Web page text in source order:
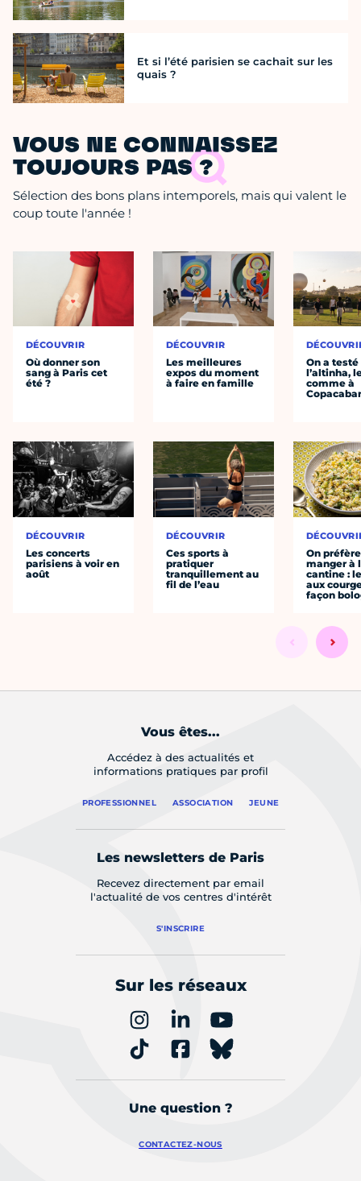
Et si l’été parisien se cachait sur les
quais ?
VOUS NE CONNAISSEZ
TOUJOURS PAS ?
Sélection des bons plans intemporels, mais qui valent le
coup toute l'année !
DÉCOUVRIR
Où donner son
sang à Paris cet
été ?
DÉCOUVRIR
Les concerts
parisiens à voir en
août
DÉCOUVRIR
Les meilleures
expos du moment
à faire en famille
DÉCOUVRIR
Ces sports à
pratiquer
tranquillement au
fil de l’eau
On a testé
l’altinha,
comme à
On préfère
manger à
cantine :
aux
façon
Vous êtes...
Accédez à des actualités et
informations pratiques par profil
PROFESSIONNEL ASSOCIATION JEUNE
Les newsletters de Paris
Recevez directement par email
l'actualité de vos centres d'intérêt
S'INSCRIRE
Sur les réseaux
Une question ?
CONTACTEZ-NOUS